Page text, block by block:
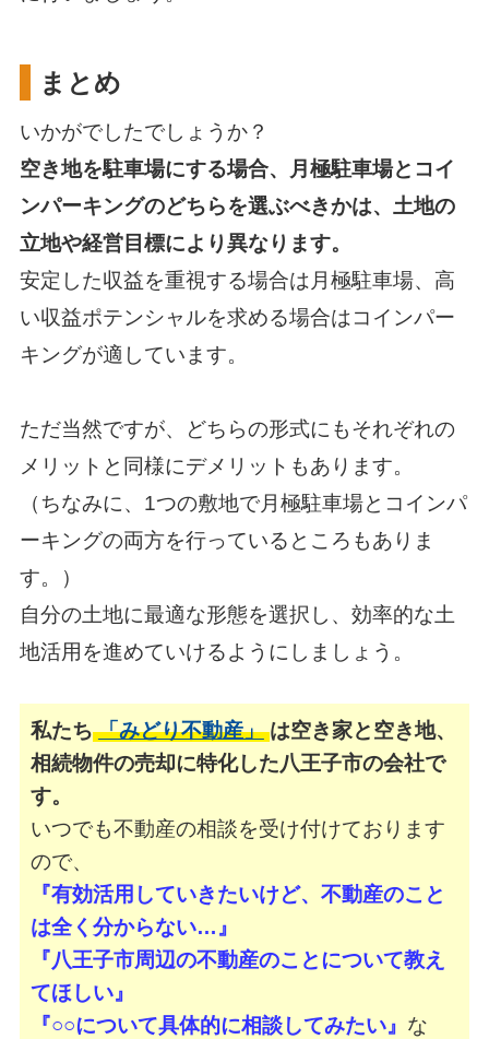
まとめ
いかがでしたでしょうか？
空き地を駐車場にする場合、月極駐車場とコイ
ンパーキングのどちらを選ぶべきかは、 土地の
立地や経営目標により異なります。
安定した収益を重視する場合は月極駐車場、高
い収益ポテンシャルを求める場合はコインパー
キングが適しています。
ただ当然ですが、どちらの形式にもそれぞれの
メリットと同様にデメリットもあります。
（ちなみに、1つの敷地で月極駐車場とコインパ
ーキングの両方を行っているところもありま
す。）
自分の土地に最適な形態を選択し、効率的な土
地活用を進めていけるようにしましょう。
私たち 「みどり不動産」 は空き家と空き地、
相続物件の売却に特化した八王子市の会社で
す。
いつでも不動産の相談を受け付けております
ので、
『有効活用していきたいけど、不動産のこと
は全く分からない…』
『八王子市周辺の不動産のことについて教え
てほしい』
『○○について具体的に相談してみたい』 な